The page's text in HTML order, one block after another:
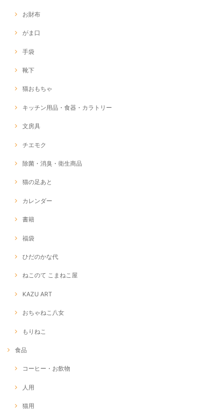
お財布
がま口
手袋
靴下
猫おもちゃ
キッチン用品・食器・カラトリー
文房具
チエモク
除菌・消臭・衛生商品
猫の足あと
カレンダー
書籍
福袋
ひだのかな代
ねこのて こまねこ屋
KAZU ART
おちゃねこ八女
もりねこ
食品
コーヒー・お飲物
人用
猫用